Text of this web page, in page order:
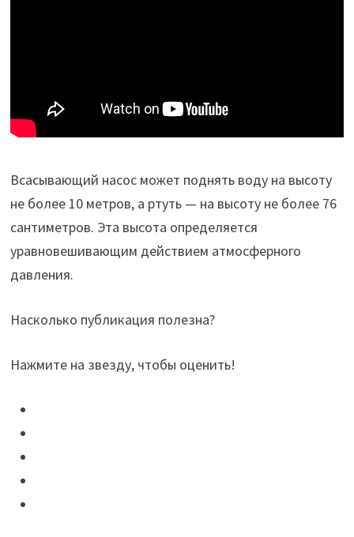
Всасывающий насос может поднять воду на высоту
не более 10 метров, а ртуть — на высоту не более 76
сантиметров. Эта высота определяется
уравновешивающим действием атмосферного
давления.
Насколько публикация полезна?
Нажмите на звезду, чтобы оценить!